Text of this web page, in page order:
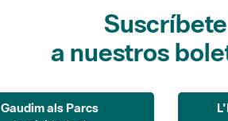
Suscríbete
a nuestros
Gaudim als Parcs